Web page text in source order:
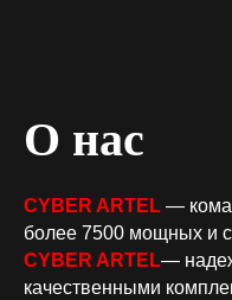
О нас
CYBER ARTEL —
более 7500 мощных и
CYBER ARTEL—
качественными